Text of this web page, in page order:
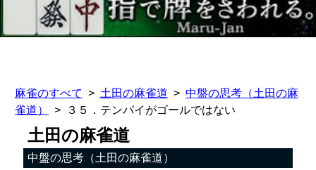
麻雀のすべて 土田の麻雀道
中盤の思考（土田の麻
雀道）
３５．テンパイがゴールではない
土田の麻雀道
中盤の思考（土田の麻雀道）